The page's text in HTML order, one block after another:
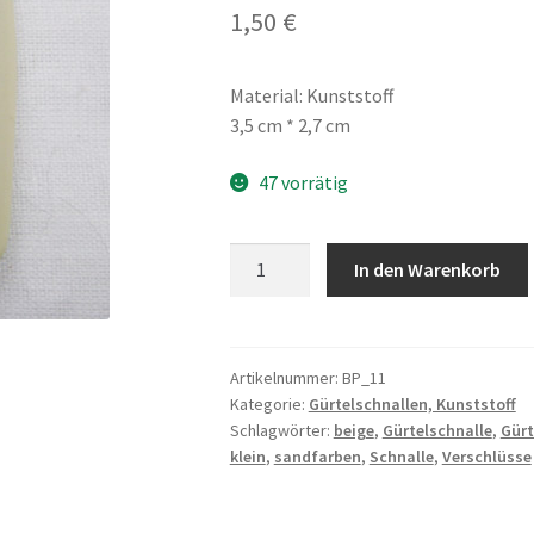
1,50 €
Material: Kunststoff
3,5 cm * 2,7 cm
47 vorrätig
Menge
In den Warenkorb
Artikelnummer: BP_11
Kategorie: Gürtelschnallen, Kunststoff
Schlagwörter: beige, Gürtelschnalle,
klein, sandfarben, Schnalle, Verschlüsse